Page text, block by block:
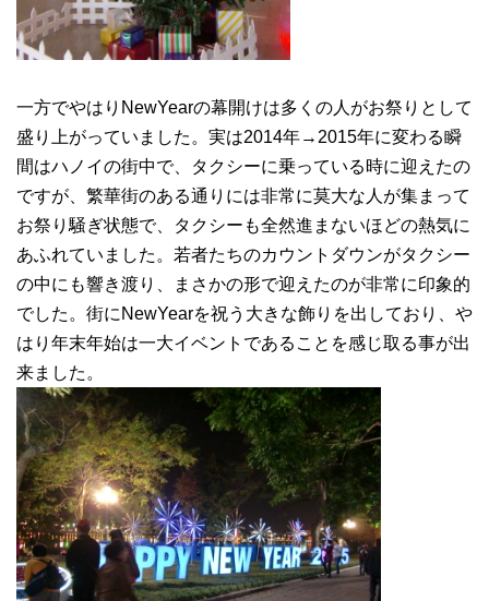
一方でやはりNewYearの幕開けは多くの人がお祭りとして
盛り上がっていました。実は2014年→2015年に変わる瞬
間はハノイの街中で、タクシーに乗っている時に迎えたの
ですが、繁華街のある通りには非常に莫大な人が集まって
お祭り騒ぎ状態で、タクシーも全然進まないほどの熱気に
あふれていました。若者たちのカウントダウンがタクシー
の中にも響き渡り、まさかの形で迎えたのが非常に印象的
でした。街にNewYearを祝う大きな飾りを出しており、や
はり年末年始は一大イベントであることを感じ取る事が出
来ました。